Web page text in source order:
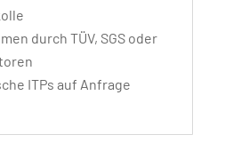
durch TÜV, SGS oder
ITPs auf Anfrage